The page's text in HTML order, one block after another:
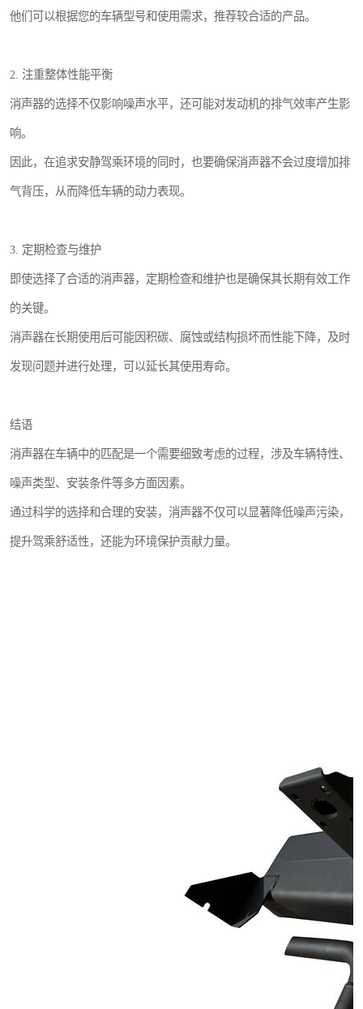
他们可以根据您的车辆型号和使用需求，推荐较合适的产品。
2. 注重整体性能平衡
消声器的选择不仅影响噪声水平，还可能对发动机的排气效率产生影
响。
因此，在追求安静驾乘环境的同时，也要确保消声器不会过度增加排
气背压，从而降低车辆的动力表现。
3. 定期检查与维护
即使选择了合适的消声器，定期检查和维护也是确保其长期有效工作
的关键。
消声器在长期使用后可能因积碳、腐蚀或结构损坏而性能下降，及时
发现问题并进行处理，可以延长其使用寿命。
结语
消声器在车辆中的匹配是一个需要细致考虑的过程，涉及车辆特性、
噪声类型、安装条件等多方面因素。
通过科学的选择和合理的安装，消声器不仅可以显著降低噪声污染，
提升驾乘舒适性，还能为环境保护贡献力量。